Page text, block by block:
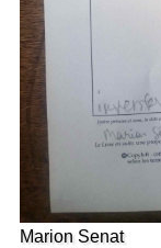
Marion Senat